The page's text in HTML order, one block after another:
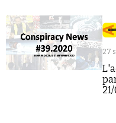
Vidéos
27